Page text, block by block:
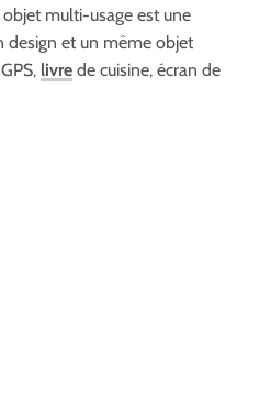
multi-usage est une
et un même objet
livre de cuisine, écran de